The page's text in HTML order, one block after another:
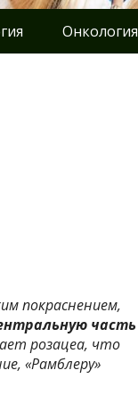
Онкология
покраснением,
часть
розацеа, что
«Рамблеру»